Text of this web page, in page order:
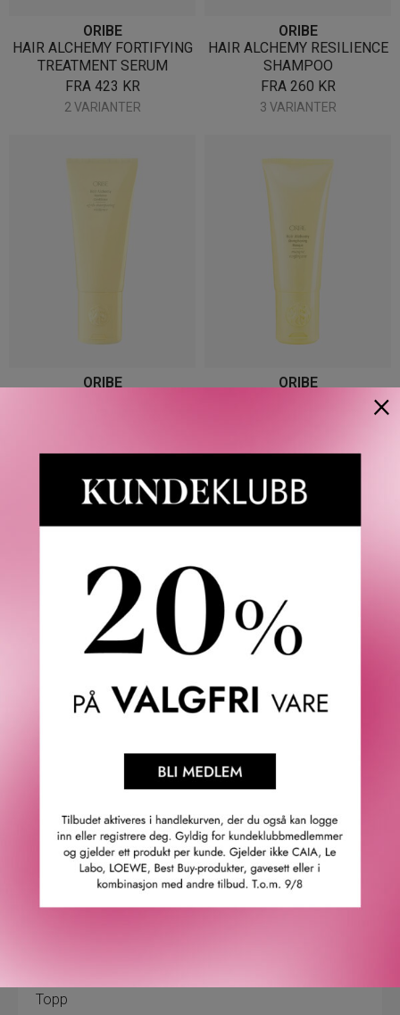
ORIBE
HAIR ALCHEMY FORTIFYING
TREATMENT SERUM
FRA 423 KR
2 VARIANTER
ORIBE
HAIR ALCHEMY RESILIENCE
SHAMPOO
FRA 260 KR
3 VARIANTER
ORIBE
ORIBE
STRENGTHENING MASQUE
868KR
TOMT PÅ NETTLAGER -
SJEKK I BUTIKK
Våre kunder om oss
4.9
Basert på 21963 verifiserte omtaler.Se alle omtaler.
Topp
×